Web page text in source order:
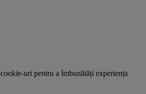
cookie-uri pentru a îmbunătăți experiența